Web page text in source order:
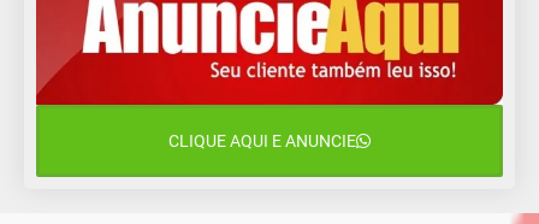
11 de agosto
Terça-Feira
CLIQUE AQUI E ANUNCIE